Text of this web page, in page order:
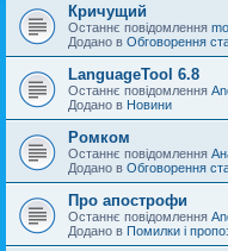
Кричущий
Останнє повідомлення
Додано в Обговорення
LanguageTool 6.8
Останнє повідомлення
Додано в Новини
Ромком
Останнє повідомлення
Додано в Обговорення
Про апострофи
Останнє повідомлення
Додано в Помилки і